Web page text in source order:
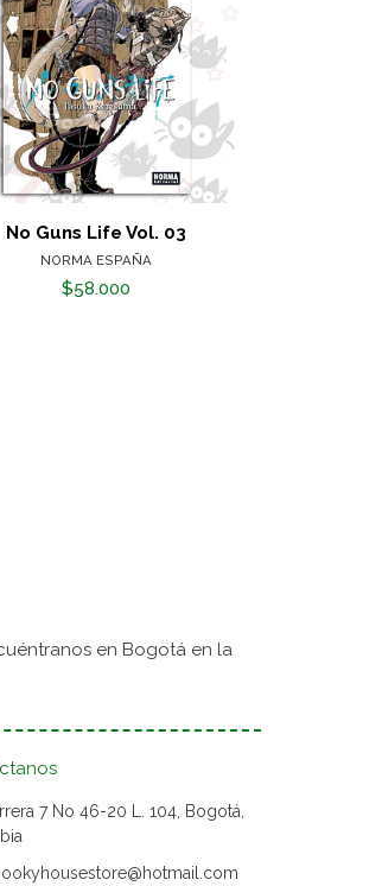
No Guns Life Vol. 03
NORMA ESPAÑA
$58.000
en Bogotá en la
7 No 46-20 L. 104, Bogotá,